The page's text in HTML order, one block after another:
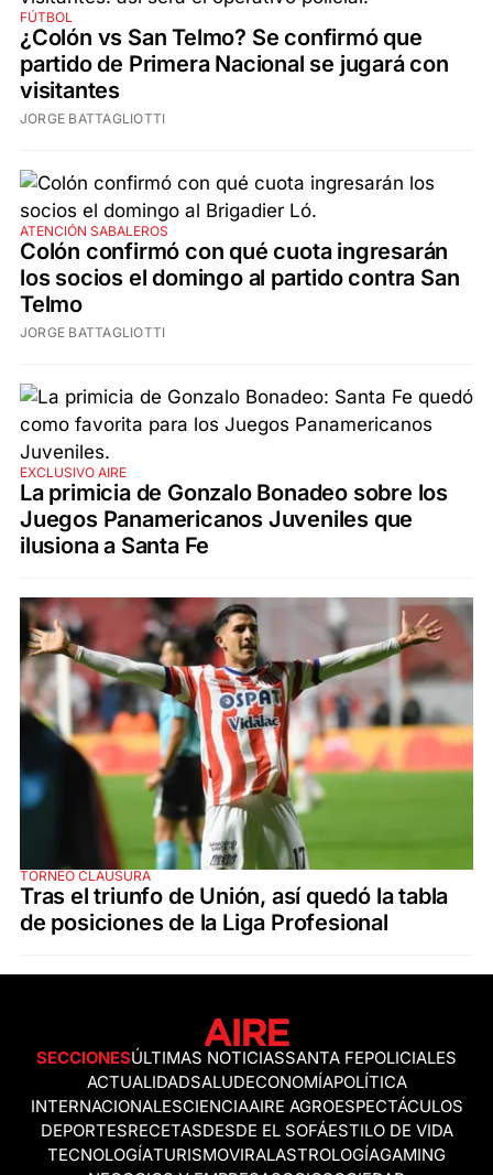
FÚTBOL
¿Colón vs San Telmo? Se confirmó que
partido de Primera Nacional se jugará con
visitantes
JORGE BATTAGLIOTTI
ATENCIÓN SABALEROS
Colón confirmó con qué cuota ingresarán
los socios el domingo al partido contra San
Telmo
JORGE BATTAGLIOTTI
EXCLUSIVO AIRE
La primicia de Gonzalo Bonadeo sobre los
Juegos Panamericanos Juveniles que
ilusiona a Santa Fe
TORNEO CLAUSURA
Tras el triunfo de Unión, así quedó la tabla
de posiciones de la Liga Profesional
SECCIONESÚLTIMAS NOTICIASSANTA FEPOLICIALES
ACTUALIDADSALUDECONOMÍAPOLÍTICA
INTERNACIONALESCIENCIAAIRE AGROESPECTÁCULOS
DEPORTESRECETASDESDE EL SOFÁESTILO DE VIDA
TECNOLOGÍATURISMOVIRALASTROLOGÍAGAMING